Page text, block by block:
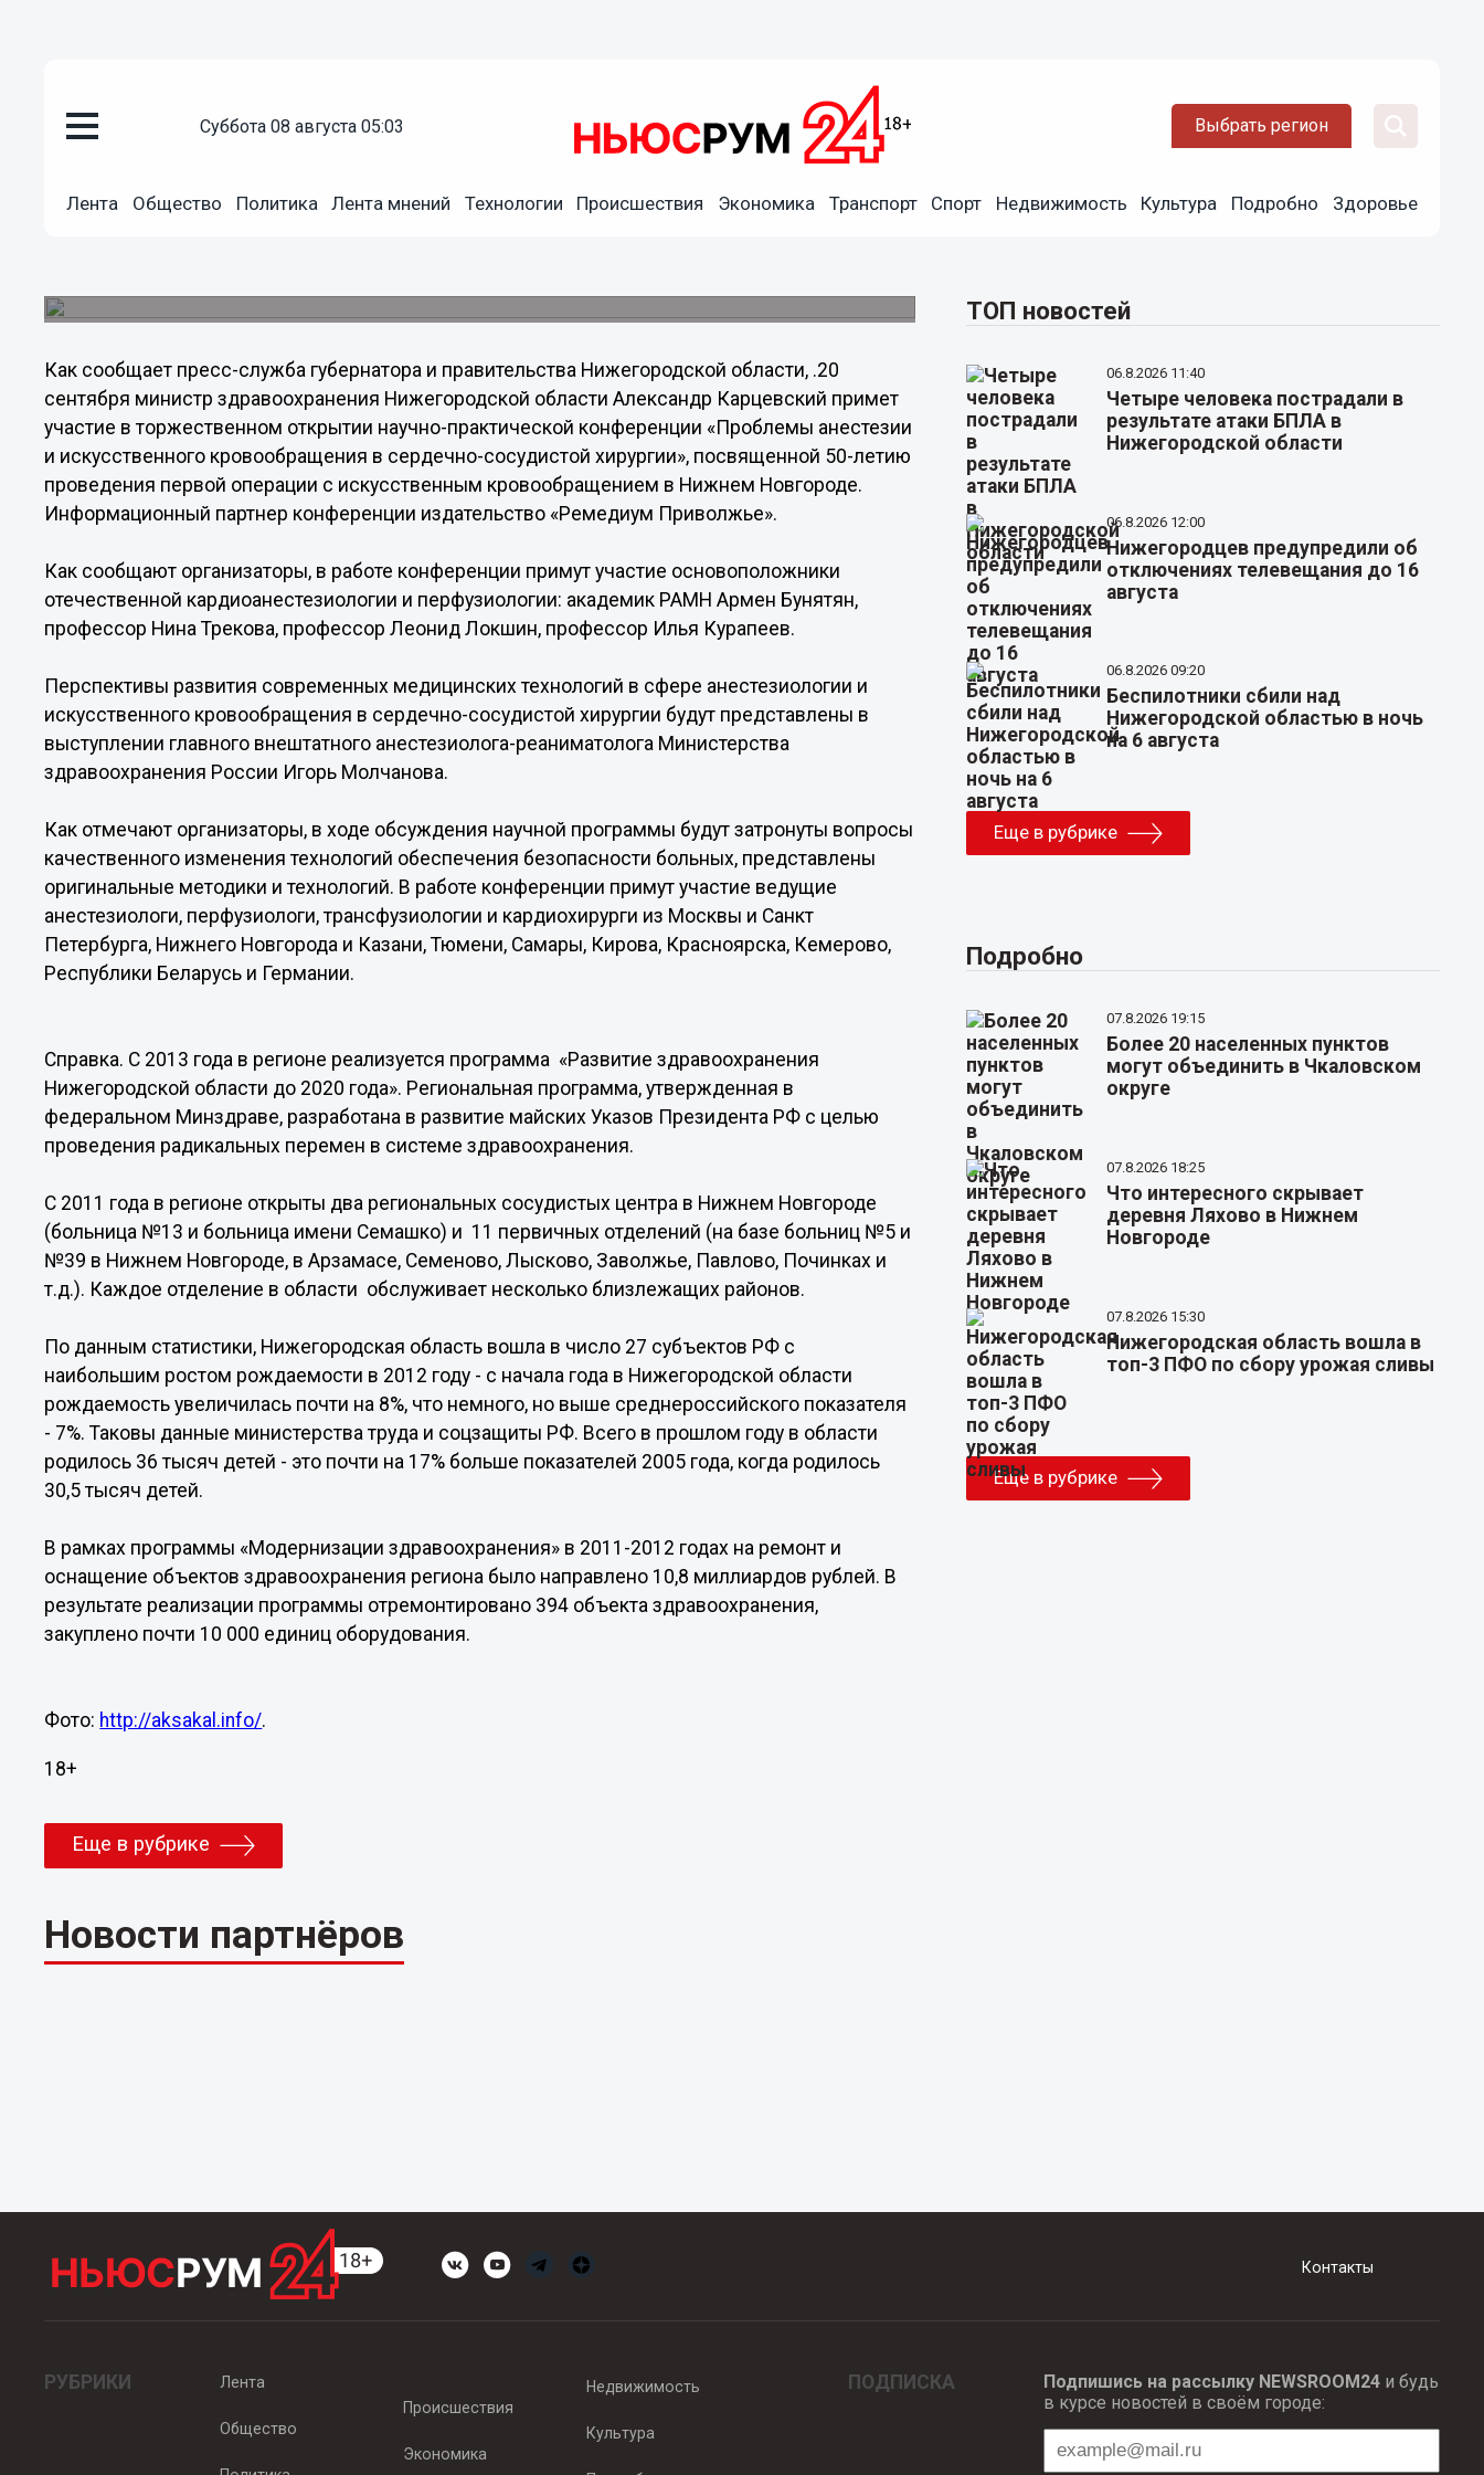
суббота 08 августа 05:03 Выбрать регион
Лента Общество Политика Лента мнений Технологии Происшествия Экономика Транспорт Спорт Недвижимость Культура Подробно Здоровье
20.09.2013 08:00
Международная конференция кардиохирургов и
перфузиологов открывается 20 сентября в Нижнем
Как сообщает пресс-служба губернатора и правительства Нижегородской области, .20
сентября министр здравоохранения Нижегородской области Александр Карцевский примет
участие в торжественном открытии научно-практической конференции «Проблемы анестезии
и искусственного кровообращения в сердечно-сосудистой хирургии», посвященной 50-летию
проведения первой операции с искусственным кровообращением в Нижнем Новгороде.
Информационный партнер конференции издательство «Ремедиум Приволжье».
Как сообщают организаторы, в работе конференции примут участие основоположники
отечественной кардиоанестезиологии и перфузиологии: академик РАМН Армен Бунятян,
профессор Нина Трекова, профессор Леонид Локшин, профессор Илья Курапеев.
Перспективы развития современных медицинских технологий в сфере анестезиологии и
искусственного кровообращения в сердечно-сосудистой хирургии будут представлены в
выступлении главного внештатного анестезиолога-реаниматолога Министерства
здравоохранения России Игорь Молчанова.
Как отмечают организаторы, в ходе обсуждения научной программы будут затронуты вопросы
качественного изменения технологий обеспечения безопасности больных, представлены
оригинальные методики и технологий. В работе конференции примут участие ведущие
анестезиологи, перфузиологи, трансфузиологии и кардиохирурги из Москвы и Санкт
Петербурга, Нижнего Новгорода и Казани, Тюмени, Самары, Кирова, Красноярска, Кемерово,
Республики Беларусь и Германии.
Справка. С 2013 года в регионе реализуется программа «Развитие здравоохранения
Нижегородской области до 2020 года». Региональная программа, утвержденная в
федеральном Минздраве, разработана в развитие майских Указов Президента РФ с целью
проведения радикальных перемен в системе здравоохранения.
С 2011 года в регионе открыты два региональных сосудистых центра в Нижнем Новгороде
(больница №13 и больница имени Семашко) и 11 первичных отделений (на базе больниц №5 и
№39 в Нижнем Новгороде, в Арзамасе, Семеново, Лысково, Заволжье, Павлово, Починках и
т.д.). Каждое отделение в области обслуживает несколько близлежащих районов.
По данным статистики, Нижегородская область вошла в число 27 субъектов РФ с
наибольшим ростом рождаемости в 2012 году - с начала года в Нижегородской области
рождаемость увеличилась почти на 8%, что немного, но выше среднероссийского показателя
- 7%. Таковы данные министерства труда и соцзащиты РФ. Всего в прошлом году в области
родилось 36 тысяч детей - это почти на 17% больше показателей 2005 года, когда родилось
30,5 тысяч детей.
В рамках программы «Модернизации здравоохранения» в 2011-2012 годах на ремонт и
оснащение объектов здравоохранения региона было направлено 10,8 миллиардов рублей. В
результате реализации программы отремонтировано 394 объекта здравоохранения,
закуплено почти 10 000 единиц оборудования.
Фото: http://aksakal.info/.
18+
Еще в рубрике
Новости партнёров
ТОП новостей
06.8.2026 11:40
Четыре человека пострадали в
результате атаки БПЛА в
Нижегородской области
06.8.2026 12:00
Нижегородцев предупредили об
отключениях телевещания до 16
августа
06.8.2026 09:20
Беспилотники сбили над
Нижегородской областью в ночь
на 6 августа
Еще в рубрике
Подробно
07.8.2026 19:15
Более 20 населенных пунктов
могут объединить в Чкаловском
округе
07.8.2026 18:25
Что интересного скрывает
деревня Ляхово в Нижнем
Новгороде
07.8.2026 15:30
Нижегородская область вошла в
топ-3 ПФО по сбору урожая сливы
Еще в рубрике
Контакты
РУБРИКИ Лента
Общество
Происшествия
Экономика
Недвижимость
Культура
ПОДПИСКА Подпишись на рассылку NEWSROOM24и будь
в курсе новостей в своём городе: